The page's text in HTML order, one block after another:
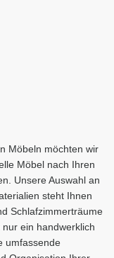
Möbeln möchten wir
Möbel nach Ihren
Unsere Auswahl an
steht Ihnen
Schlafzimmerträume
ein handwerklich
umfassende